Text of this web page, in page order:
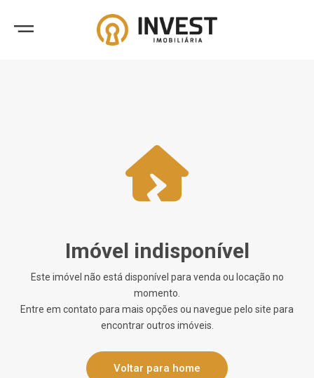
Imóvel indisponível
Este imóvel não está disponível para venda ou locação no
momento.
Entre em contato para mais opções ou navegue pelo site para
encontrar outros imóveis.
Voltar para home